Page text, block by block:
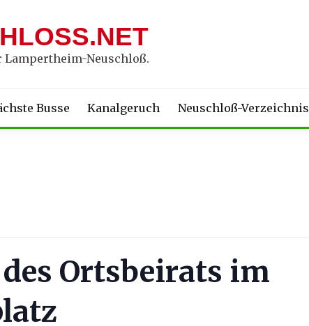
Lampertheim-Neuschloß.
Busse Kanalgeruch Neuschloß-Verzeichnis
Ortsbeirats im